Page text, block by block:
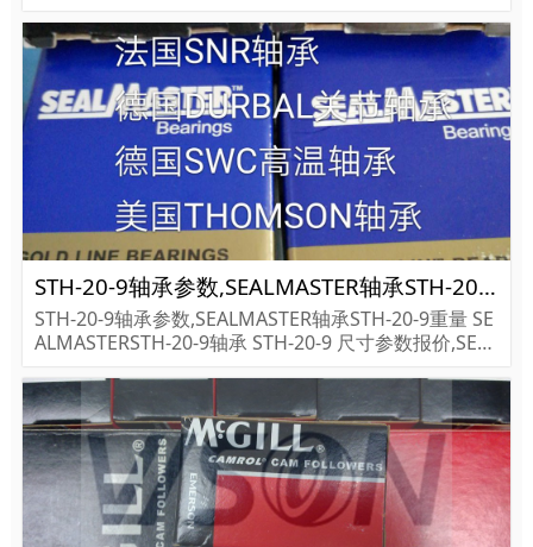
SSQ...
STH-20-9轴承参数,SEALMASTER轴承STH-20-9重量
STH-20-9轴承参数,SEALMASTER轴承STH-20-9重量 SE
ALMASTERSTH-20-9轴承 STH-20-9 尺寸参数报价,SEAL
-20-9...